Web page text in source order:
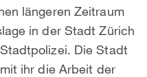
längeren Zeitraum
in der Stadt Zürich
Die Stadt
ihr die Arbeit der